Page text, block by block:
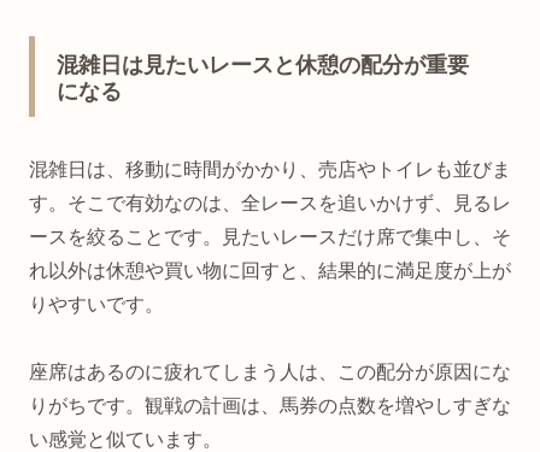
混雑日は見たいレースと休憩の配分が重要
になる
混雑日は、移動に時間がかかり、売店やトイレも並びま
す。そこで有効なのは、全レースを追いかけず、見るレ
ースを絞ることです。見たいレースだけ席で集中し、そ
れ以外は休憩や買い物に回すと、結果的に満足度が上が
りやすいです。
座席はあるのに疲れてしまう人は、この配分が原因にな
りがちです。観戦の計画は、馬券の点数を増やしすぎな
い感覚と似ています。